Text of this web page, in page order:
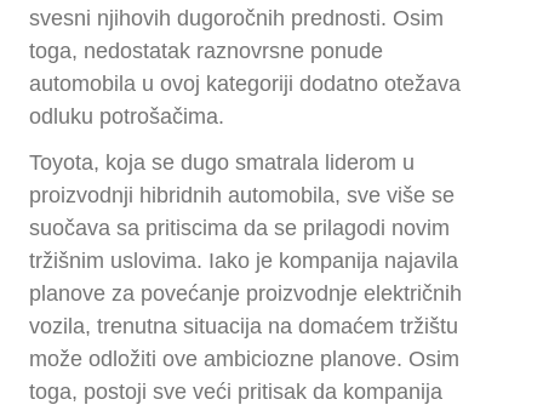
svesni njihovih dugoročnih prednosti. Osim
toga, nedostatak raznovrsne ponude
automobila u ovoj kategoriji dodatno otežava
odluku potrošačima.
Toyota, koja se dugo smatrala liderom u
proizvodnji hibridnih automobila, sve više se
suočava sa pritiscima da se prilagodi novim
tržišnim uslovima. Iako je kompanija najavila
planove za povećanje proizvodnje električnih
vozila, trenutna situacija na domaćem tržištu
može odložiti ove ambiciozne planove. Osim
toga, postoji sve veći pritisak da kompanija